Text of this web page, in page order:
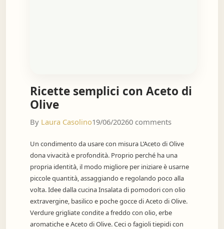
Ricette semplici con Aceto di
Olive
By Laura Casolino19/06/20260 comments
Un condimento da usare con misura L’Aceto di Olive
dona vivacità e profondità. Proprio perché ha una
propria identità, il modo migliore per iniziare è usarne
piccole quantità, assaggiando e regolando poco alla
volta. Idee dalla cucina Insalata di pomodori con olio
extravergine, basilico e poche gocce di Aceto di Olive.
Verdure grigliate condite a freddo con olio, erbe
aromatiche e Aceto di Olive. Ceci o fagioli tiepidi con